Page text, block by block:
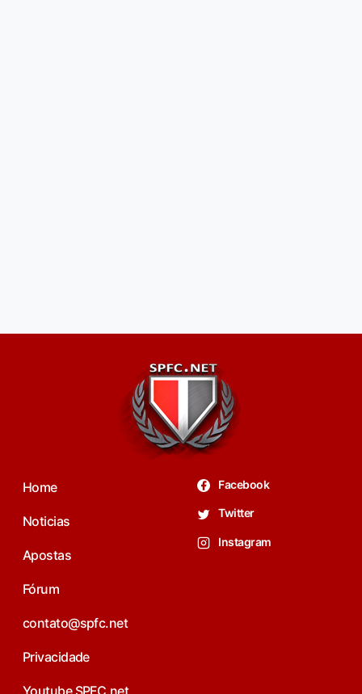
Home
Noticias
Apostas
Fórum
contato@spfc.net
Privacidade
Facebook
Twitter
Instagram